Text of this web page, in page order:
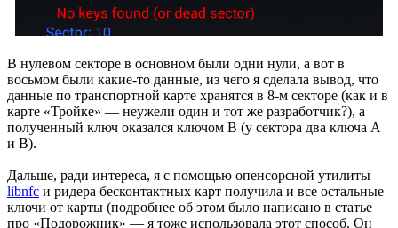
В нулевом секторе в основном были одни нули, а вот в
восьмом были какие-то данные, из чего я сделала вывод, что
данные по транспортной карте хранятся в 8-м секторе (как и в
карте «Тройке» — неужели один и тот же разработчик?), а
полученный ключ оказался ключом B (у сектора два ключа A
и B).
Дальше, ради интереса, я с помощью опенсорсной утилиты
libnfc и ридера бесконтактных карт получила и все остальные
ключи от карты (подробнее об этом было написано в статье
про «Подорожник» — я тоже использовала этот способ. Он